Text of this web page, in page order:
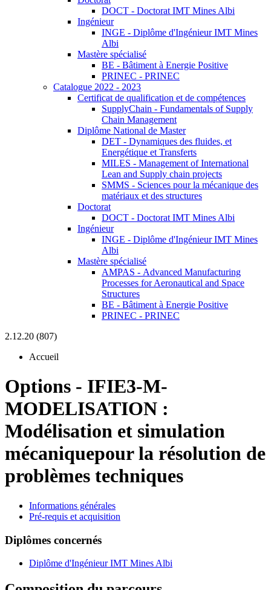
DOCT - Doctorat IMT Mines Albi
Ingénieur
INGE - Diplôme d'Ingénieur IMT Mines
Albi
Mastère spécialisé
BE - Bâtiment à Energie Positive
PRINEC - PRINEC
Catalogue 2022 - 2023
Certificat de qualification et de compétences
SupplyChain - Fundamentals of Supply
Chain Management
Diplôme National de Master
DET - Dynamiques des fluides, et
Energétique et Transferts
MILES - Management of International
Lean and Supply chain projects
SMMS - Sciences pour la mécanique des
matériaux et des structures
Doctorat
DOCT - Doctorat IMT Mines Albi
Ingénieur
INGE - Diplôme d'Ingénieur IMT Mines
Albi
Mastère spécialisé
AMPAS - Advanced Manufacturing
Processes for Aeronautical and Space
Structures
BE - Bâtiment à Energie Positive
PRINEC - PRINEC
2.12.20 (807)
Accueil
Options - IFIE3-M-
MODELISATION :
Modélisation et simulation
mécaniquepour la résolution de
problèmes techniques
Informations générales
Pré-requis et acquisition
Diplômes concernés
Diplôme d'Ingénieur IMT Mines Albi